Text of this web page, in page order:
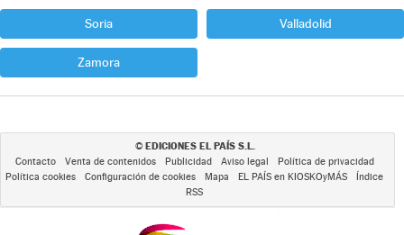
Soria Valladolid
Zamora
© EDICIONES EL PAÍS S.L.
Contacto Venta de contenidos Publicidad Aviso legal
Política de privacidad
Política cookies
Configuración de cookies Mapa EL PAÍS en KIOSKOyMÁS
Índice
RSS